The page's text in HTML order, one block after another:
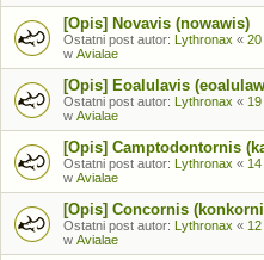
[Opis] Novavis (nowawis)
Ostatni post autor: Lythronax « 20
w Avialae
[Opis] Eoalulavis
Ostatni post autor: Lythronax «
w Avialae
[Opis] Camptodontornis
Ostatni post autor: Lythronax «
w Avialae
[Opis] Concornis
Ostatni post autor: Lythronax «
w Avialae